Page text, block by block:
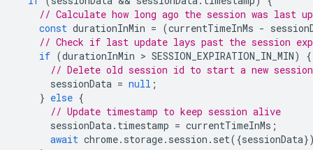
// Calculate how long ago the session was last
const durationInMin = (currentTimeInMs -
// Check if last update lays past the session
if (durationInMin > SESSION_EXPIRATION_IN_MIN)
{
// Delete old session id to start a new session
sessionData = null ;
} else {
// Update timestamp to keep session alive
sessionData. timestamp = currentTimeInMs ;
await chrome. storage. session . set({sessionData